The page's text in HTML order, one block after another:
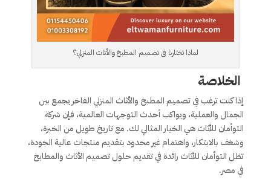
لماذا تختارنا فى تصميم المطبخ والأثاث المنزلي؟
الخلاصة
إذا كنت ترغب في تصميم المطبخ والأثاث المنزلي الفاخر يجمع بين
الجمال والعملية، ويواكب أحدث التوجهات العالمية، فإن شركة
التوأمان للأثاث هي الخيار المثالي لك. مع تاريخ طويل من الخبرة،
وشغف بالابتكار، واهتمام غير محدود بتقديم منتجات عالية الجودة،
تظل التوأمان للأثاث رائدة في تقديم حلول تصميم الأثاث والمطابخ
في مصر.